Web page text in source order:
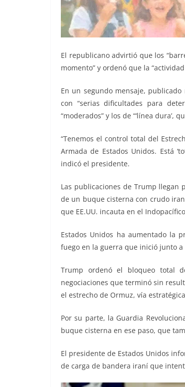
El republicano advirtió que los
momento” y ordenó que la
En un segundo mensaje,
con “serias dificultades para
“moderados” y los de “‘línea
“Tenemos el control total del
Armada de Estados Unidos. Está
indicó el presidente.
Las publicaciones de Trump llegan
de un buque cisterna con crudo
que EE.UU. incauta en el
Estados Unidos ha aumentado la
fuego en la guerra que inició junto
Trump ordenó el bloqueo total
negociaciones que terminó sin
el estrecho de Ormuz, vía
Por su parte, la Guardia
buque cisterna en ese paso, que
El presidente de Estados Unidos
de carga de bandera iraní que